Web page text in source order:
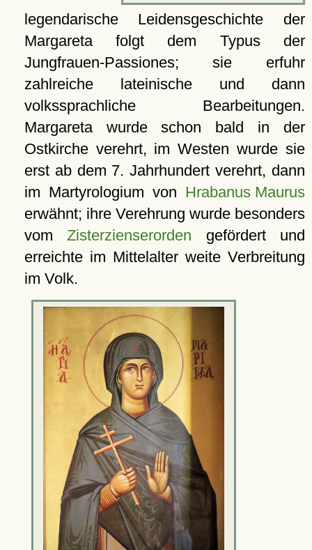
legendarische Leidensgeschichte der
Margareta folgt dem Typus der
Jungfrauen-Passiones; sie erfuhr
zahlreiche lateinische und dann
volkssprachliche Bearbeitungen.
Margareta wurde schon bald in der
Ostkirche verehrt, im Westen wurde sie
erst ab dem 7. Jahrhundert verehrt, dann
im Martyrologium von Hrabanus Maurus
erwähnt; ihre Verehrung wurde besonders
vomZisterzienserorden gefördert und
erreichte im Mittelalter weite Verbreitung
im Volk.